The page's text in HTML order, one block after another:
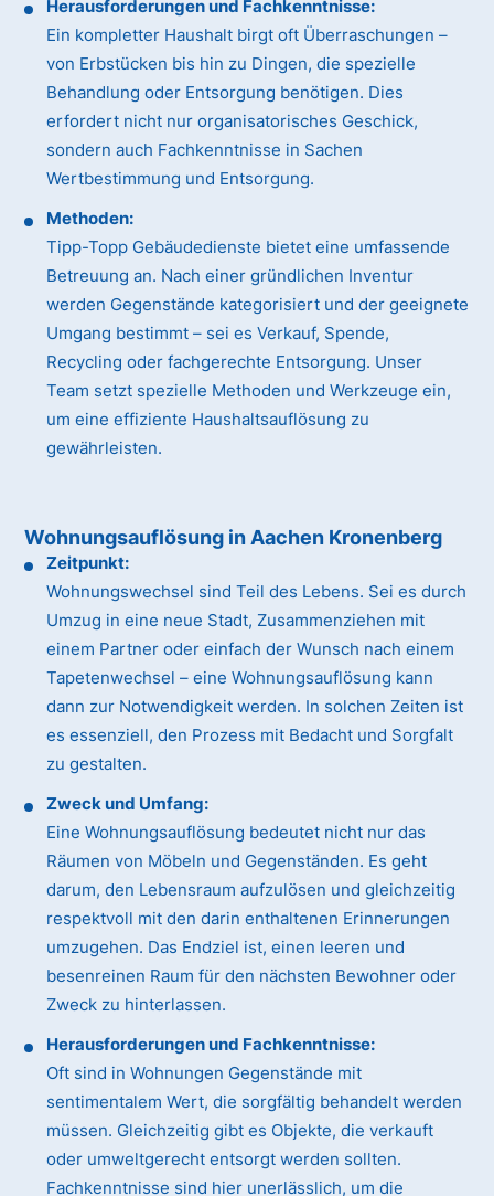
Herausforderungen und Fachkenntnisse:
Ein kompletter Haushalt birgt oft Überraschungen –
von Erbstücken bis hin zu Dingen, die spezielle
Behandlung oder Entsorgung benötigen. Dies
erfordert nicht nur organisatorisches Geschick,
sondern auch Fachkenntnisse in Sachen
Wertbestimmung und Entsorgung.
Methoden:
Tipp-Topp Gebäudedienste bietet eine umfassende
Betreuung an. Nach einer gründlichen Inventur
werden Gegenstände kategorisiert und der geeignete
Umgang bestimmt – sei es Verkauf, Spende,
Recycling oder fachgerechte Entsorgung. Unser
Team setzt spezielle Methoden und Werkzeuge ein,
um eine effiziente Haushaltsauflösung zu
gewährleisten.
Wohnungsauflösung in Aachen Kronenberg
Zeitpunkt:
Wohnungswechsel sind Teil des Lebens. Sei es durch
Umzug in eine neue Stadt, Zusammenziehen mit
einem Partner oder einfach der Wunsch nach einem
Tapetenwechsel – eine Wohnungsauflösung kann
dann zur Notwendigkeit werden. In solchen Zeiten ist
es essenziell, den Prozess mit Bedacht und Sorgfalt
zu gestalten.
Zweck und Umfang:
Eine Wohnungsauflösung bedeutet nicht nur das
Räumen von Möbeln und Gegenständen. Es geht
darum, den Lebensraum aufzulösen und gleichzeitig
respektvoll mit den darin enthaltenen Erinnerungen
umzugehen. Das Endziel ist, einen leeren und
besenreinen Raum für den nächsten Bewohner oder
Zweck zu hinterlassen.
Herausforderungen und Fachkenntnisse:
Oft sind in Wohnungen Gegenstände mit
sentimentalem Wert, die sorgfältig behandelt werden
müssen. Gleichzeitig gibt es Objekte, die verkauft
oder umweltgerecht entsorgt werden sollten.
Fachkenntnisse sind hier unerlässlich, um die